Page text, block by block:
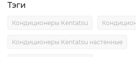
Тэги
Кондиционеры Kentatsu
Кондиционеры Kentatsu настенные